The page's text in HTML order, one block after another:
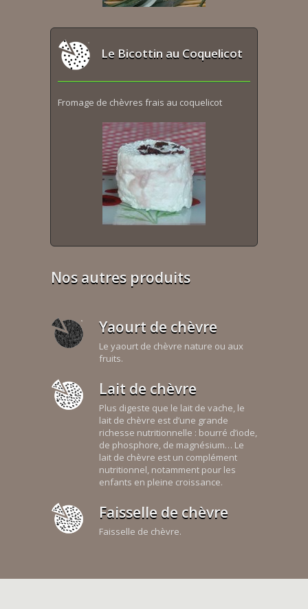
Le Bicottin au Coquelicot
Fromage de chèvres frais au coquelicot
Nos autres produits
Yaourt de chèvre
Le yaourt de chèvre nature ou aux
fruits.
Lait de chèvre
Plus digeste que le lait de vache, le
lait de chèvre est d’une grande
richesse nutritionnelle : bourré d’iode,
de phosphore, de magnésium… Le
lait de chèvre est un complément
nutritionnel, notamment pour les
enfants en pleine croissance.
Faisselle de chèvre
Faisselle de chèvre.